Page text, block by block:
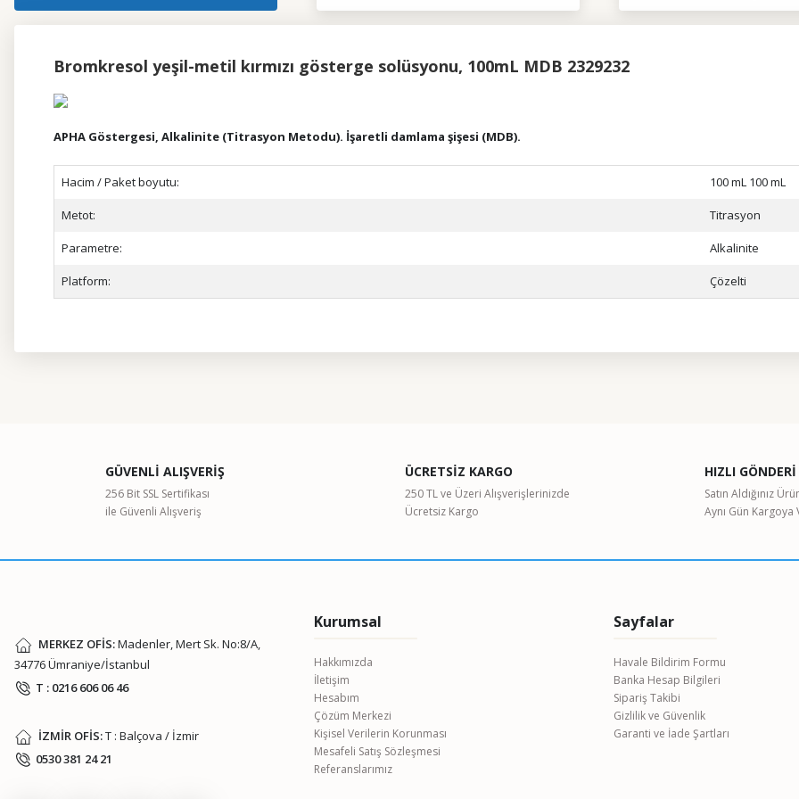
Bromkresol yeşil-metil kırmızı gösterge solüsyonu, 100mL MDB 2329232
APHA Göstergesi, Alkalinite (Titrasyon Metodu). İşaretli damlama şişesi (MDB).
Hacim / Paket boyutu: 100 mL 100 mL
Metot: Titrasyon
Parametre: Alkalinite
Platform: Çözelti
Ürün açıklamasında eksik bilgiler bulunuyor.
Ürün bilgilerinde hatalar bulunuyor.
Gönder
GÜVENLİ ALIŞVERİŞ
256 Bit SSL Sertifikası
ile Güvenli Alışveriş
ÜCRETSİZ KARGO
250 TL ve Üzeri Alışverişlerinizde
Ücretsiz Kargo
HIZLI GÖNDERİ
Satın Aldığınız
Aynı Gün Kargoya
MERKEZ OFİS:Madenler, Mert Sk. No:8/A,
34776 Ümraniye/İstanbul
T : 0216 606 06 46
İZMİR OFİS:T : Balçova / İzmir
0530 381 24 21
Kurumsal
Hakkımızda
İletişim
Hesabım
Çözüm Merkezi
Kişisel Verilerin Korunması
Mesafeli Satış Sözleşmesi
Referanslarımız
Sayfalar
Havale Bildirim Formu
Banka Hesap Bilgileri
Sipariş Takibi
Gizlilik ve Güvenlik
Garanti ve İade Şartları